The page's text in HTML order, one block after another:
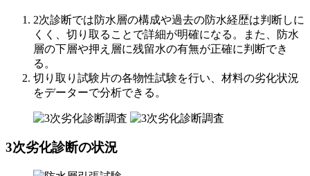
2次診断では防水層の構成や過去の防水経歴は判断しに
くく、切り取ることで詳細が明確になる。また、防水
層の下層や押え層に残留水の有無が正確に判断でき
る。
切り取り試験片の各物性試験を行い、材料の劣化状況
をデーターで分析できる。
3次劣化診断の状況